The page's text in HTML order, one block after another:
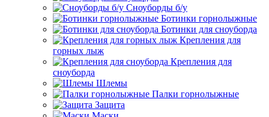
Сноуборды б/у
Ботинки горнолыжные
Ботинки для сноуборда
Крепления для
горных лыж
Крепления для
сноуборда
Шлемы
Палки горнолыжные
Защита